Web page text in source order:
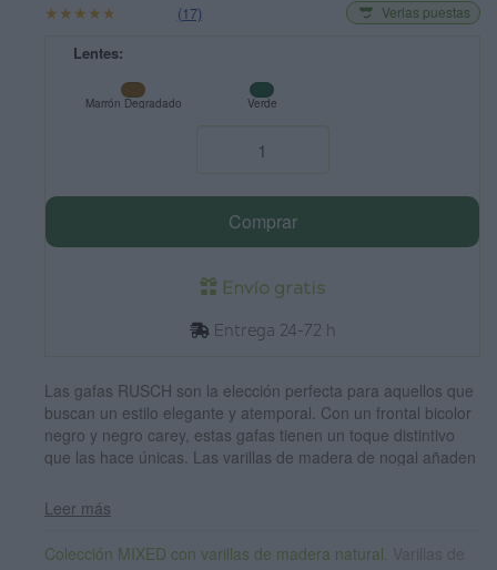
★★★★★
★★★★★ (17) Verlas puestas
Lentes:
Marrón Degradado Verde
Comprar
Envío gratis
Entrega 24-72 h
Las gafas RUSCH son la elección perfecta para aquellos que
buscan un estilo elegante y atemporal. Con un frontal bicolor
negro y negro carey, estas gafas tienen un toque distintivo
que las hace únicas. Las varillas de madera de nogal añaden
redondeado es unisex y se adapta a cualquier forma de cara,
haciéndolo perfecto para cualquier persona. Además, las
lentes degradadas les dan toque muy especial y brindan
Leer más
Colección MIXED con varillas de madera natural.